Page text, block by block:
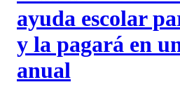
ayuda escolar
y la pagará en
anual